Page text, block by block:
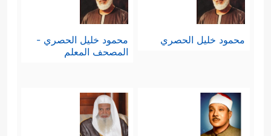
محمود خليل الحصري
محمود خليل الحصري -
المصحف المعلم